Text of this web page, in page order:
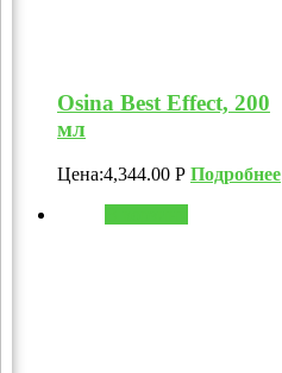
Osina Best Effect, 200
мл
Цена:4,344.00 Р Подробнее